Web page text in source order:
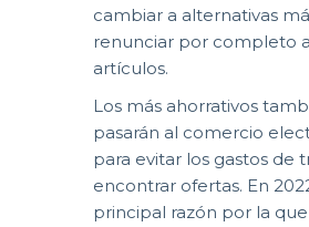
cambiar a alternativas
renunciar por completo
artículos.
Los más ahorrativos
pasarán al comercio
para evitar los gastos de
encontrar ofertas. En
principal razón por la